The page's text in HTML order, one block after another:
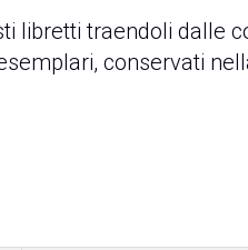
libretti traendoli dalle
conservati